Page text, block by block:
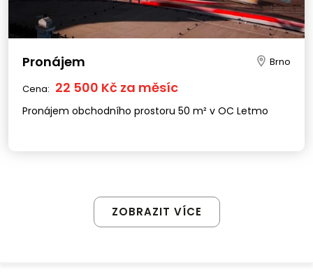
Pronájem Brno
Cena: 22 500 Kč za měsíc
Pronájem obchodního prostoru 50 m² v OC Letmo
ZOBRAZIT VÍCE